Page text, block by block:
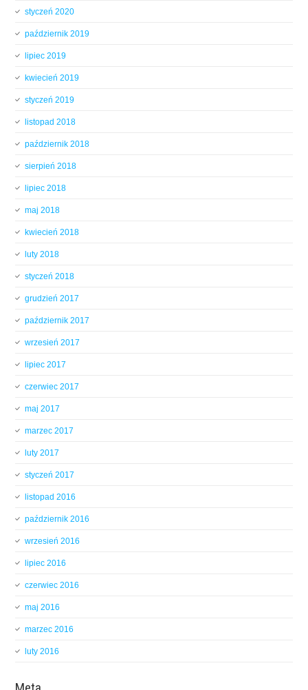
styczeń 2020
październik 2019
lipiec 2019
kwiecień 2019
styczeń 2019
listopad 2018
październik 2018
sierpień 2018
lipiec 2018
maj 2018
kwiecień 2018
luty 2018
styczeń 2018
grudzień 2017
październik 2017
wrzesień 2017
lipiec 2017
czerwiec 2017
maj 2017
marzec 2017
luty 2017
styczeń 2017
listopad 2016
październik 2016
wrzesień 2016
lipiec 2016
czerwiec 2016
maj 2016
marzec 2016
luty 2016